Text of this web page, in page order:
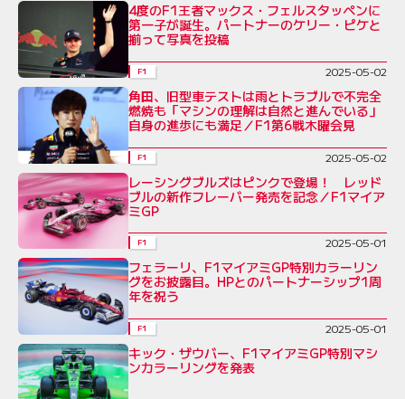
4度のF1王者マックス・フェルスタッペンに
第一子が誕生。パートナーのケリー・ピケと
揃って写真を投稿
F1 2025-05-02
角田、旧型車テストは雨とトラブルで不完全
燃焼も「マシンの理解は自然と進んでいる」
自身の進歩にも満足／F1第6戦木曜会見
F1 2025-05-02
レーシングブルズはピンクで登場！ レッド
ブルの新作フレーバー発売を記念／F1マイア
ミGP
F1 2025-05-01
フェラーリ、F1マイアミGP特別カラーリン
グをお披露目。HPとのパートナーシップ1周
年を祝う
F1 2025-05-01
キック・ザウバー、F1マイアミGP特別マシ
ンカラーリングを発表